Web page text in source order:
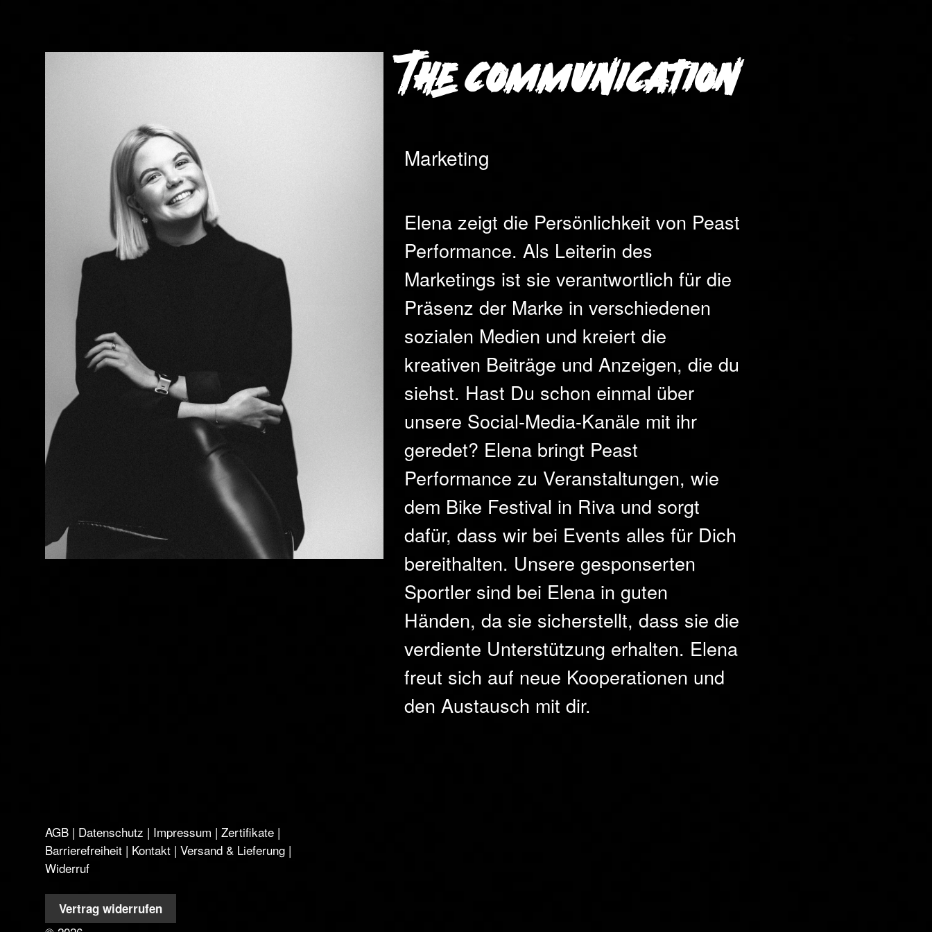
The Communication
Marketing
Elena zeigt die Persönlichkeit von Peast
Performance. Als Leiterin des
Marketings ist sie verantwortlich für die
Präsenz der Marke in verschiedenen
sozialen Medien und kreiert die
kreativen Beiträge und Anzeigen, die du
siehst. Hast Du schon einmal über
unsere Social-Media-Kanäle mit ihr
geredet? Elena bringt Peast
Performance zu Veranstaltungen, wie
dem Bike Festival in Riva und sorgt
dafür, dass wir bei Events alles für Dich
bereithalten. Unsere gesponserten
Sportler sind bei Elena in guten
Händen, da sie sicherstellt, dass sie die
verdiente Unterstützung erhalten. Elena
freut sich auf neue Kooperationen und
den Austausch mit dir.
AGB | Datenschutz | Impressum | Zertifikate |
Barrierefreiheit | Kontakt | Versand & Lieferung |
Widerruf
Vertrag widerrufen